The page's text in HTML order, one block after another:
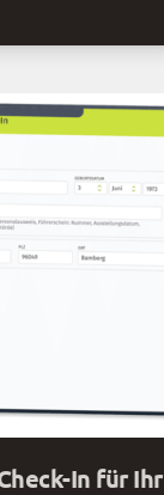
Um
auf
die
igumbi
richtigen E-
zu
der E-
sein.
In für Ihr